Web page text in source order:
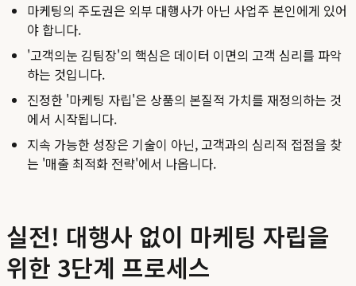
마케팅의 주도권은 외부 대행사가 아닌 사업주 본인에게 있어
야 합니다.
'고객의눈 김팀장'의 핵심은 데이터 이면의 고객 심리를 파악
하는 것입니다.
진정한 '마케팅 자립'은 상품의 본질적 가치를 재정의하는 것
에서 시작됩니다.
지속 가능한 성장은 기술이 아닌, 고객과의 심리적 접점을 찾
는 '매출 최적화 전략'에서 나옵니다.
실전! 대행사 없이 마케팅 자립을
위한 3단계 프로세스